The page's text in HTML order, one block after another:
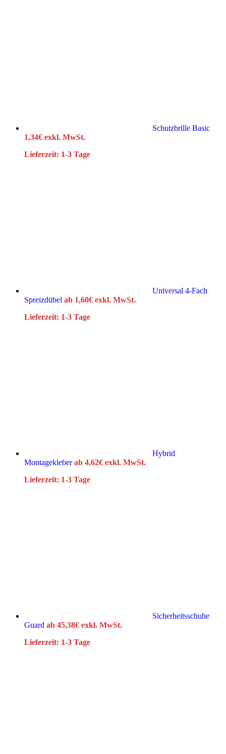
Schutzbrille Basic
1,34€ exkl. MwSt.
Lieferzeit: 1-3 Tage
Universal 4-Fach
Spreizdübel ab 1,60€ exkl. MwSt.
Lieferzeit: 1-3 Tage
Hybrid
Montagekleberab 4,62€ exkl. MwSt.
Lieferzeit: 1-3 Tage
Sicherheitsschuhe
Guard ab 45,38€ exkl. MwSt.
Lieferzeit: 1-3 Tage